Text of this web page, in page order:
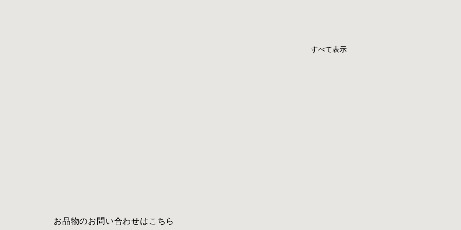
すべて表示
​お品物のお問い合わせはこちら